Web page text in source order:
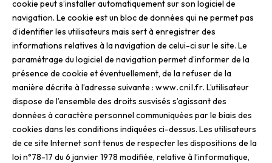
cookie peut s’installer automatiquement sur son logiciel de
navigation. Le cookie est un bloc de données qui ne permet pas
d’identifier les utilisateurs mais sert à enregistrer des
informations relatives à la navigation de celui-ci sur le site. Le
paramétrage du logiciel de navigation permet d’informer de la
présence de cookie et éventuellement, de la refuser de la
manière décrite à l’adresse suivante : www.cnil.fr. L’utilisateur
dispose de l’ensemble des droits susvisés s’agissant des
données à caractère personnel communiquées par le biais des
cookies dans les conditions indiquées ci-dessus. Les utilisateurs
de ce site Internet sont tenus de respecter les dispositions de la
loi n°78-17 du 6 janvier 1978 modifiée, relative à l’informatique,